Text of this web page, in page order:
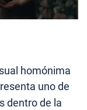
homónima
uno de
dentro de la